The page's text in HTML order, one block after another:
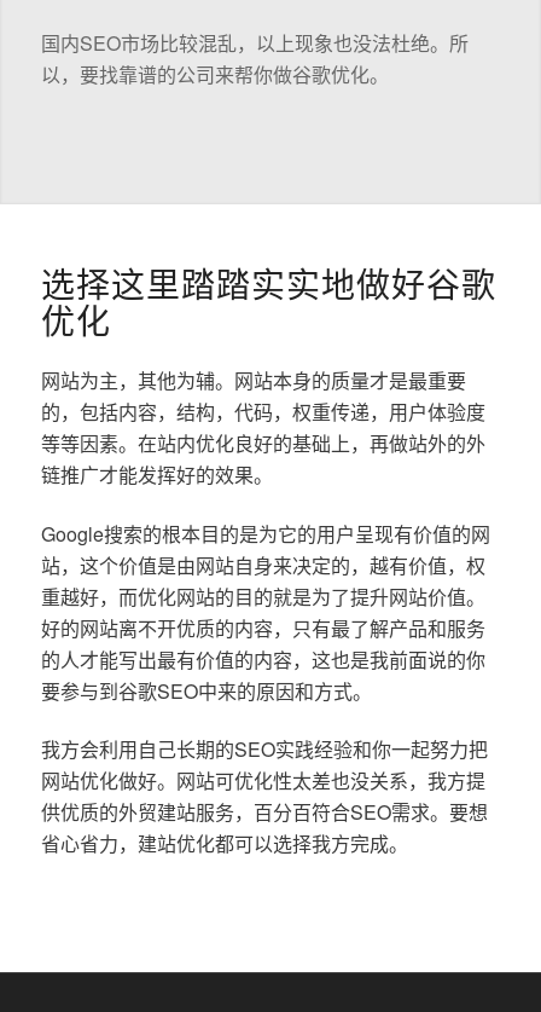
国内SEO市场比较混乱，以上现象也没法杜绝。所
以，要找靠谱的公司来帮你做谷歌优化。
选择这里踏踏实实地做好谷歌
优化
网站为主，其他为辅。网站本身的质量才是最重要
的，包括内容，结构，代码，权重传递，用户体验度
等等因素。在站内优化良好的基础上，再做站外的外
链推广才能发挥好的效果。
Google搜索的根本目的是为它的用户呈现有价值的网
站，这个价值是由网站自身来决定的，越有价值，权
重越好，而优化网站的目的就是为了提升网站价值。
好的网站离不开优质的内容，只有最了解产品和服务
的人才能写出最有价值的内容，这也是我前面说的你
要参与到谷歌SEO中来的原因和方式。
我方会利用自己长期的SEO实践经验和你一起努力把
网站优化做好。网站可优化性太差也没关系，我方提
供优质的外贸建站服务，百分百符合SEO需求。要想
省心省力，建站优化都可以选择我方完成。